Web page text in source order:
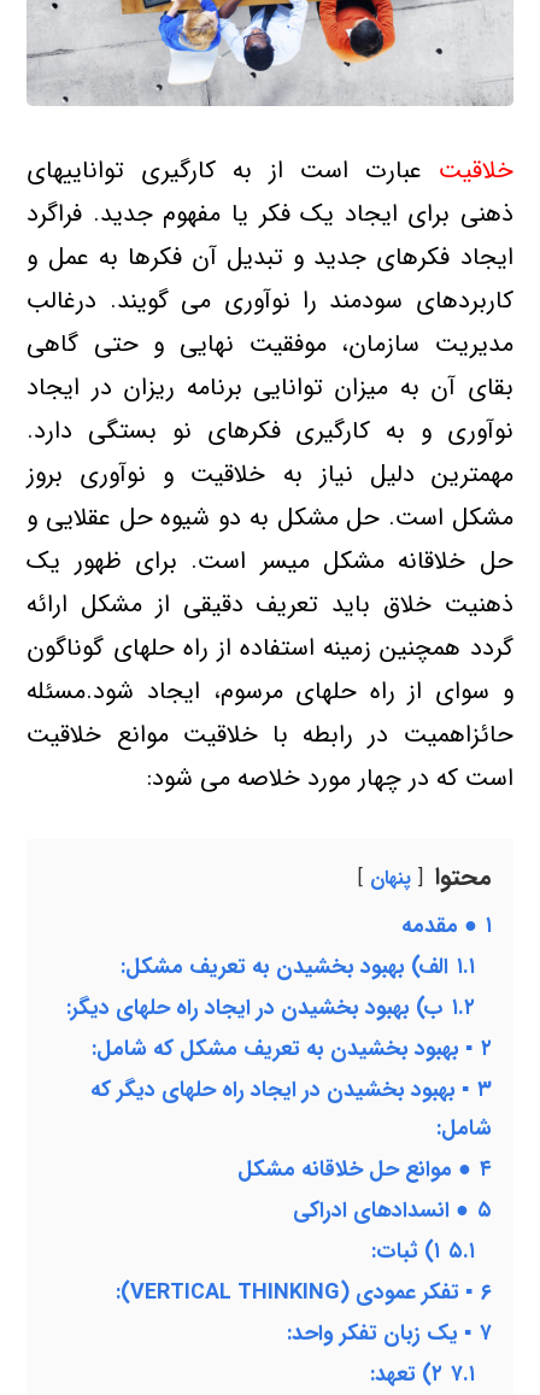
خلاقیت عبارت است از به كارگیری تواناییهای
ذهنی برای ایجاد یك فكر یا مفهوم جدید. فراگرد
ایجاد فكرهای جدید و تبدیل آن فكرها به عمل و
كاربردهای سودمند را نوآوری می گویند. درغالب
مدیریت سازمان، موفقیت نهایی و حتی گاهی
بقای آن به میزان توانایی برنامه ریزان در ایجاد
نوآوری و به كارگیری فكرهای نو بستگی دارد.
مهمترین دلیل نیاز به خلاقیت و نوآوری بروز
مشكل است. حل مشكل به دو شیوه حل عقلایی و
حل خلاقانه مشكل میسر است. برای ظهور یك
ذهنیت خلاق باید تعریف دقیقی از مشكل ارائه
گردد همچنین زمینه استفاده از راه حلهای گوناگون
و سوای از راه حلهای مرسوم، ایجاد شود.مسئله
حائزاهمیت در رابطه با خلاقیت موانع خلاقیت
است كه در چهار مورد خلاصه می شود:
محتوا پنهان
۱ ● مقدمه
۱.۱ الف) بهبود بخشیدن به تعریف مشكل:
۱.۲ ب) بهبود بخشیدن در ایجاد راه حلهای دیگر:
۲ ▪ بهبود بخشیدن به تعریف مشكل كه شامل:
۳ ▪ بهبود بخشیدن در ایجاد راه حلهای دیگر كه
شامل:
۴ ● موانع حل خلاقانه مشكل
۵ ● انسدادهای ادراكی
۵.۱ ۱) ثبات:
۶ ▪ تفكر عمودی (VERTICAL THINKING):
۷ ▪ یك زبان تفكر واحد:
۷.۱ ۲) تعهد: